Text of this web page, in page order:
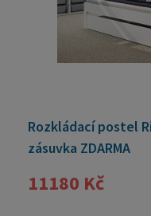
Rozkládací postel
zásuvka ZDARMA
11180 Kč